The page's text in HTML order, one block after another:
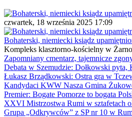
czwartek, 18 września 2025 17:09
Bohaterski, niemiecki ksiądz
Kompleks klasztorno-kościelny w
Zapomniany cmentarz, tajemnicze
Debata w Szemudzie: Dołkowski
Łukasz Brządkowski: Ostra gra w
Kandydaci KWW Nasza Gmina
Premier: Bogate Pomorze to bogata
XXVI Mistrzostwa Rumi w sztafetach
Grupa „Odkrywców” z SP nr 10 w